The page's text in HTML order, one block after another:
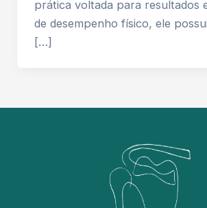
prática voltada para resultados
de desempenho físico, ele
[…]